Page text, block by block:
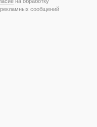
сообщений